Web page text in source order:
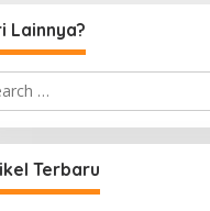
Lainnya?
Terbaru